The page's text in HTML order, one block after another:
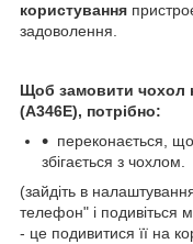
користування
задоволення.
Щоб замовити чохол
(A346E), потрібно:
переконається,
збігається з чохлом.
(зайдіть в
телефон" і подивіться
- це подивитися її на